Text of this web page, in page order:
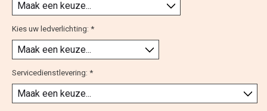
Kies uw ledverlichting: *
Servicedienstlevering: *